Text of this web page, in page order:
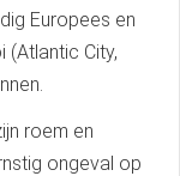
Europees en
(Atlantic City,
roem en
ongeval op